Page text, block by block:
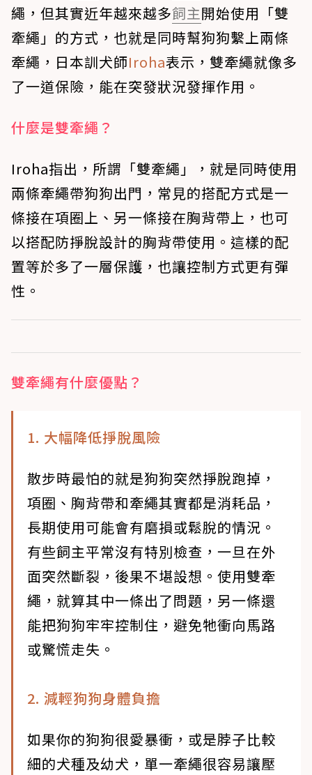
繩，但其實近年越來越多飼主開始使用「雙
牽繩」的方式，也就是同時幫狗狗繫上兩條
牽繩，日本訓犬師Iroha表示，雙牽繩就像多
了一道保險，能在突發狀況發揮作用。
什麼是雙牽繩？
Iroha指出，所謂「雙牽繩」，就是同時使用
兩條牽繩帶狗狗出門，常見的搭配方式是一
條接在項圈上、另一條接在胸背帶上，也可
以搭配防掙脫設計的胸背帶使用。這樣的配
置等於多了一層保護，也讓控制方式更有彈
性。
雙牽繩有什麼優點？
1. 大幅降低掙脫風險
散步時最怕的就是狗狗突然掙脫跑掉，
項圈、胸背帶和牽繩其實都是消耗品，
長期使用可能會有磨損或鬆脫的情況。
有些飼主平常沒有特別檢查，一旦在外
面突然斷裂，後果不堪設想。使用雙牽
繩，就算其中一條出了問題，另一條還
能把狗狗牢牢控制住，避免牠衝向馬路
或驚慌走失。
2. 減輕狗狗身體負擔
如果你的狗狗很愛暴衝，或是脖子比較
細的犬種及幼犬，單一牽繩很容易讓壓